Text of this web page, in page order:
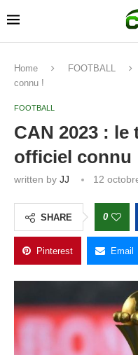
Home FOOTBALL
connu !
FOOTBALL
CAN 2023 :
officiel connu
written by JJ 12
SHARE 0
Pinterest Email